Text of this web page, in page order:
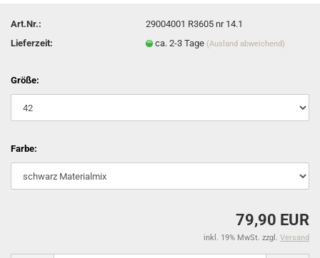
Art.Nr.:
29004001 R3605 nr 14.1
Lieferzeit:
ca. 2-3 Tage (Ausland abweichend)
Größe:
Farbe:
79,90 EUR
inkl. 19% MwSt. zzgl. Versand